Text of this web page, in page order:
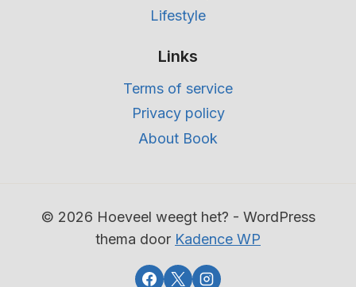
Lifestyle
Links
Terms of service
Privacy policy
About Book
© 2026 Hoeveel weegt het? - WordPress
thema door Kadence WP